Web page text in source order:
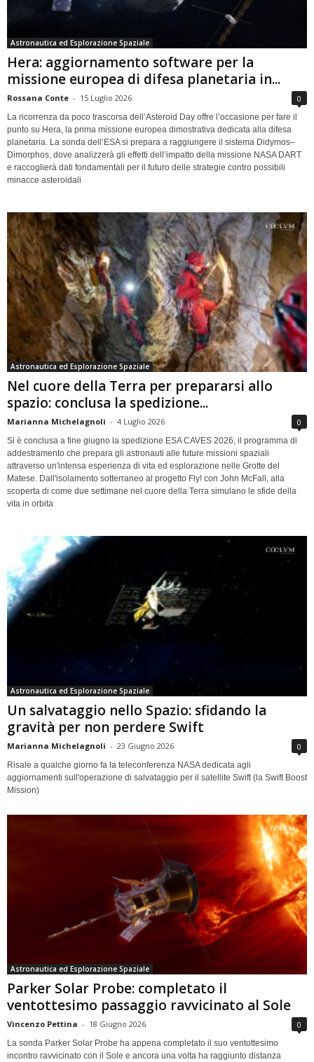
Astronautica ed Esplorazione Spaziale
Hera: aggiornamento software per la
missione europea di difesa planetaria in...
Rossana Conte - 15 Luglio 2026 0
La ricorrenza da poco trascorsa dell’Asteroid Day offre l’occasione per fare il
punto su Hera, la prima missione europea dimostrativa dedicata alla difesa
planetaria. La sonda dell’ESA si prepara a raggiungere il sistema Didymos–
Dimorphos, dove analizzerà gli effetti dell’impatto della missione NASA DART
e raccoglierà dati fondamentali per il futuro delle strategie contro possibili
minacce asteroidali
Astronautica ed Esplorazione Spaziale
Nel cuore della Terra per prepararsi allo
spazio: conclusa la spedizione...
Marianna Michelagnoli - 4 Luglio 2026 0
Si è conclusa a fine giugno la spedizione ESA CAVES 2026, il programma di
addestramento che prepara gli astronauti alle future missioni spaziali
attraverso un'intensa esperienza di vita ed esplorazione nelle Grotte del
Matese. Dall'isolamento sotterraneo al progetto Fly! con John McFall, alla
scoperta di come due settimane nel cuore della Terra simulano le sfide della
vita in orbita
Astronautica ed Esplorazione Spaziale
Un salvataggio nello Spazio: sfidando la
gravità per non perdere Swift
Marianna Michelagnoli - 23 Giugno 2026 0
Risale a qualche giorno fa la teleconferenza NASA dedicata agli
aggiornamenti sull'operazione di salvataggio per il satellite Swift (la Swift Boost
Mission)
Astronautica ed Esplorazione Spaziale
Parker Solar Probe: completato il
ventottesimo passaggio ravvicinato al Sole
Vincenzo Pettina - 18 Giugno 2026 0
La sonda Parker Solar Probe ha appena completato il suo ventottesimo
incontro ravvicinato con il Sole e ancora una volta ha raggiunto distanza